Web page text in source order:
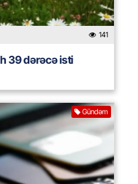
141
39 dərəcə isti
Gündəm